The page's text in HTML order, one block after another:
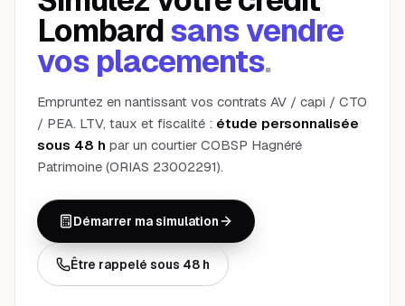
Lombardsans vendre
vos placements.
Empruntez en nantissant vos contrats AV / capi / CTO
/ PEA. LTV, taux et fiscalité : étude personnalisée
sous 48 h par un courtier COBSP Hagnéré
Patrimoine (ORIAS 23002291).
Démarrer ma simulation
Être rappelé sous 48 h